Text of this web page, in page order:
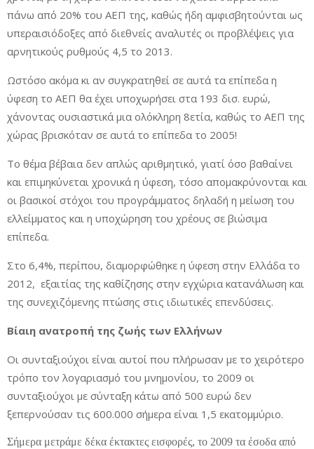
πάνω από 20% του ΑΕΠ της, καθώς ήδη αμφισβητούνται ως
υπεραισιόδοξες από διεθνείς αναλυτές οι προβλέψεις για
αρνητικούς ρυθμούς 4,5 το 2013.
Ωστόσο ακόμα κι αν συγκρατηθεί σε αυτά τα επίπεδα η
ύφεση το ΑΕΠ θα έχει υποχωρήσει στα 193 δισ. ευρώ,
χάνοντας ουσιαστικά μια ολόκληρη 8ετία, καθώς το ΑΕΠ της
χώρας βρισκόταν σε αυτά το επίπεδα το 2005!
Το θέμα βέβαια δεν απλώς αριθμητικό, γιατί όσο βαθαίνει
και επιμηκύνεται χρονικά η ύφεση, τόσο απομακρύνονται και
οι βασικοί στόχοι του προγράμματος δηλαδή η μείωση του
ελλείμματος και η υποχώρηση του χρέους σε βιώσιμα
επίπεδα.
Στο 6,4%, περίπου, διαμορφώθηκε η ύφεση στην Ελλάδα το
2012, εξαιτίας της καθίζησης στην εγχώρια κατανάλωση και
της συνεχιζόμενης πτώσης στις ιδιωτικές επενδύσεις.
Βίαιη ανατροπή της ζωής των Ελλήνων
Οι συνταξιούχοι είναι αυτοί που πλήρωσαν με το χειρότερο
τρόπο τον λογαριασμό του μνημονίου, το 2009 οι
συνταξιούχοι με σύνταξη κάτω από 500 ευρώ δεν
ξεπερνούσαν τις 600.000 σήμερα είναι 1,5 εκατομμύριο.
Σήμερα μετράμε δέκα έκτακτες εισφορές, το 2009 τα έσοδα από